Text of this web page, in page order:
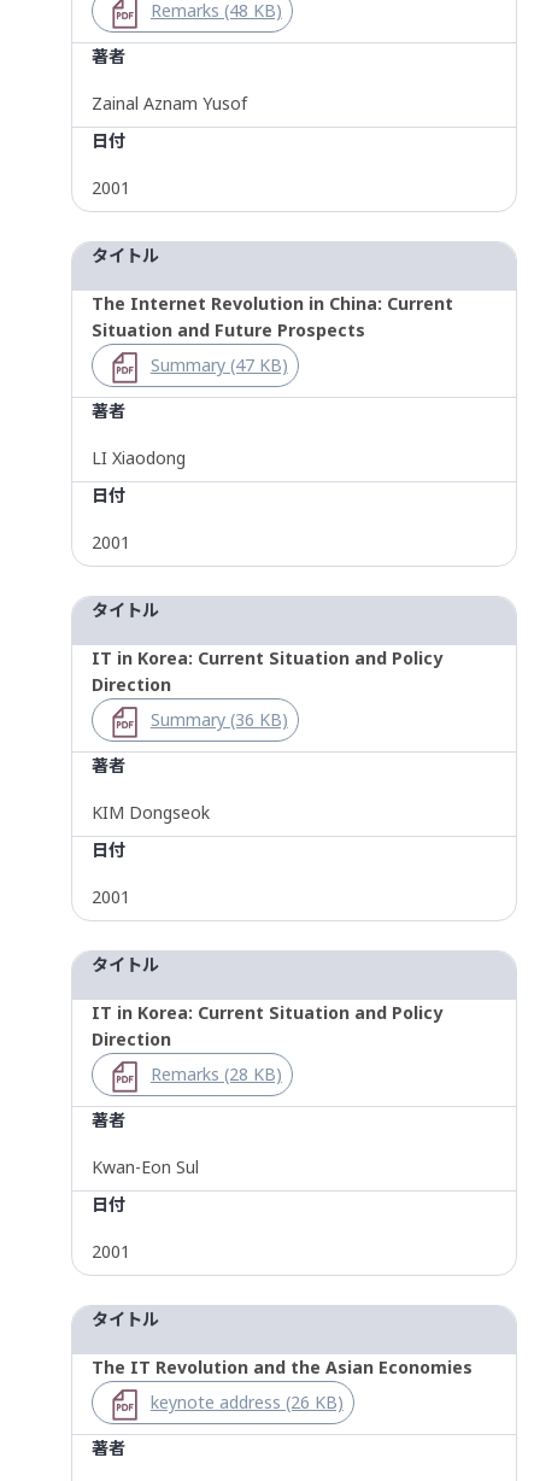
Remarks (48 KB)
著者
Zainal Aznam Yusof
日付
2001
タイトル
The Internet Revolution in China: Current
Situation and Future Prospects
Summary (47 KB)
著者
LI Xiaodong
日付
2001
タイトル
IT in Korea: Current Situation and Policy
Direction
Summary (36 KB)
著者
KIM Dongseok
日付
2001
タイトル
IT in Korea: Current Situation and Policy
Direction
Remarks (28 KB)
著者
Kwan-Eon Sul
日付
2001
タイトル
The IT Revolution and the Asian Economies
keynote address (26 KB)
著者